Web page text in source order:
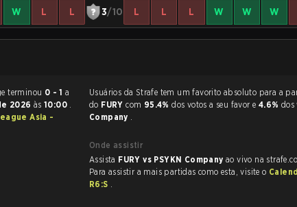
W L L 3/10 L L L W W W
A partida de Rainbow Six Siege terminou 0 - 1 a
2026 às 10:00 .
Asia -
Usuários da Strafe tem um favorito absoluto para a partida, e preveem a vitória
do FURYcom 95.4%dos votos a seu favor e 4.6% dos
Company .
Onde assistir
Assista FURY vs PSYKN Company ao vivo na
Para assistir a mais partidas como esta, visite o
R6:S .